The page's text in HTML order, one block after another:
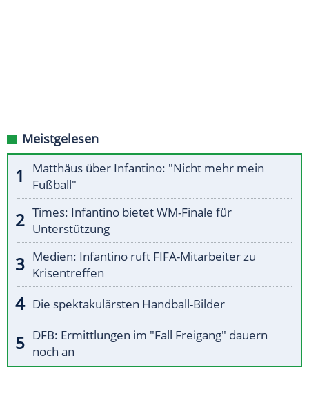
Meistgelesen
Matthäus über Infantino: "Nicht mehr mein
Fußball"
Times: Infantino bietet WM-Finale für
Unterstützung
Medien: Infantino ruft FIFA-Mitarbeiter zu
Krisentreffen
Die spektakulärsten Handball-Bilder
DFB: Ermittlungen im "Fall Freigang" dauern
noch an